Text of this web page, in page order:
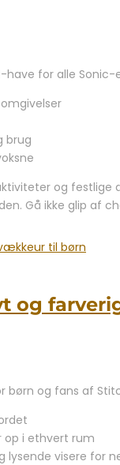
have for alle
brug
og festlige
Gå ikke glip af
og
og fans af
op i ethvert rum
lysende visere